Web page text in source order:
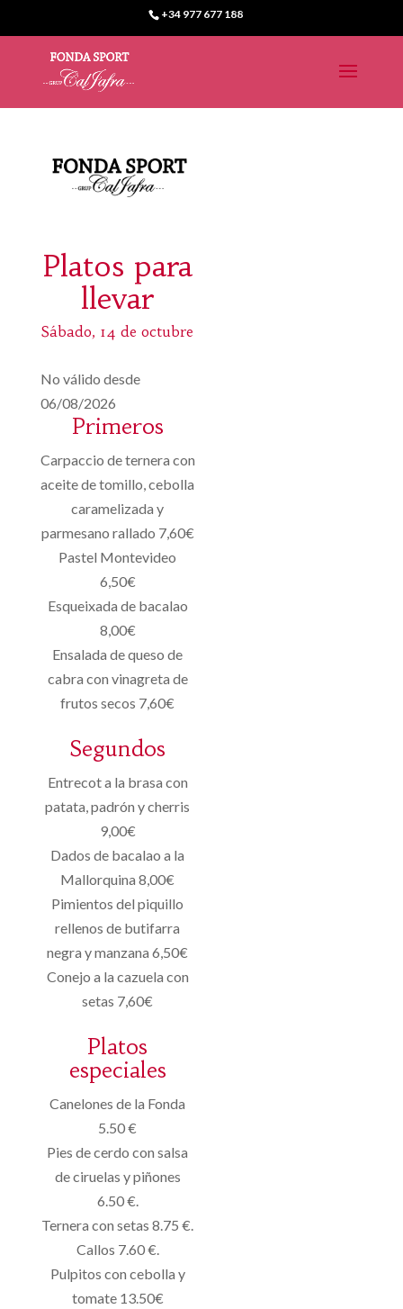
+34 977 677 188
Platos para
llevar
Sábado, 14 de octubre
No válido desde
06/08/2026
Primeros
Carpaccio de ternera con
aceite de tomillo, cebolla
caramelizada y
parmesano rallado 7,60€
Pastel Montevideo
6,50€
Esqueixada de bacalao
8,00€
Ensalada de queso de
cabra con vinagreta de
frutos secos 7,60€
Segundos
Entrecot a la brasa con
patata, padrón y cherris
9,00€
Dados de bacalao a la
Mallorquina 8,00€
Pimientos del piquillo
rellenos de butifarra
negra y manzana 6,50€
Conejo a la cazuela con
setas 7,60€
Platos
especiales
Canelones de la Fonda
5.50 €
Pies de cerdo con salsa
de ciruelas y piñones
6.50 €.
Ternera con setas 8.75 €.
Callos 7.60 €.
Pulpitos con cebolla y
tomate 13.50€